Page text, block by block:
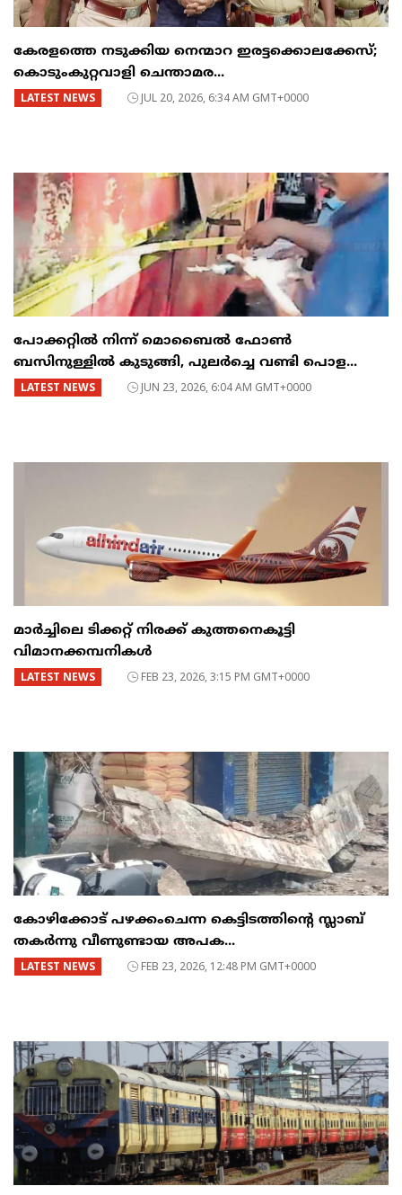
കേരളത്തെ നടുക്കിയ നെന്മാറ ഇരട്ടക്കൊലക്കേസ്;
കൊടുംകുറ്റവാളി ചെന്താമര...
LATEST NEWS JUL 20, 2026, 6:34 AM GMT+0000
പോക്കറ്റിൽ നിന്ന് മൊബൈൽ ഫോൺ
ബസിനുള്ളിൽ കുടുങ്ങി, പുലർച്ചെ വണ്ടി പൊള...
LATEST NEWS JUN 23, 2026, 6:04 AM GMT+0000
മാർച്ചിലെ ടിക്കറ്റ് നിരക്ക് കുത്തനെകൂട്ടി
വിമാനക്കമ്പനികൾ
LATEST NEWS FEB 23, 2026, 3:15 PM GMT+0000
കോഴിക്കോട് പഴക്കംചെന്ന കെട്ടിടത്തിന്റെ സ്ലാബ്
തകർന്നു വീണുണ്ടായ അപക...
LATEST NEWS FEB 23, 2026, 12:48 PM GMT+0000